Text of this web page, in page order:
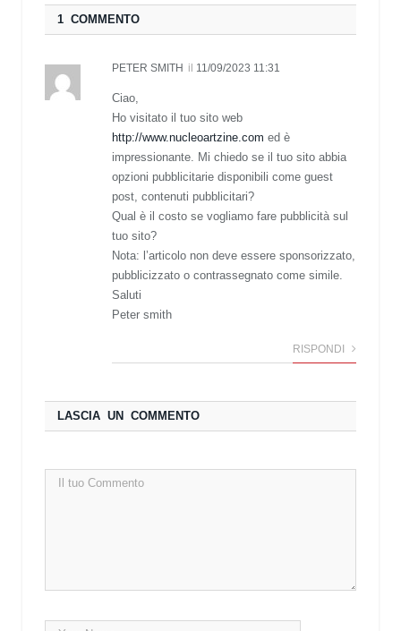
1 COMMENTO
PETER SMITH il 11/09/2023 11:31
Ciao,
Ho visitato il tuo sito web
http://www.nucleoartzine.com ed è
impressionante. Mi chiedo se il tuo sito abbia
opzioni pubblicitarie disponibili come guest
post, contenuti pubblicitari?
Qual è il costo se vogliamo fare pubblicità sul
tuo sito?
Nota: l’articolo non deve essere sponsorizzato,
pubblicizzato o contrassegnato come simile.
Saluti
Peter smith
RISPONDI
LASCIA UN COMMENTO